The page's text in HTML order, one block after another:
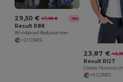
29,50 € 47,95 € -38%
Result R88
Windproof Bodywarmer
+2 CORES
23,87 €
Result R127
+5 CORES